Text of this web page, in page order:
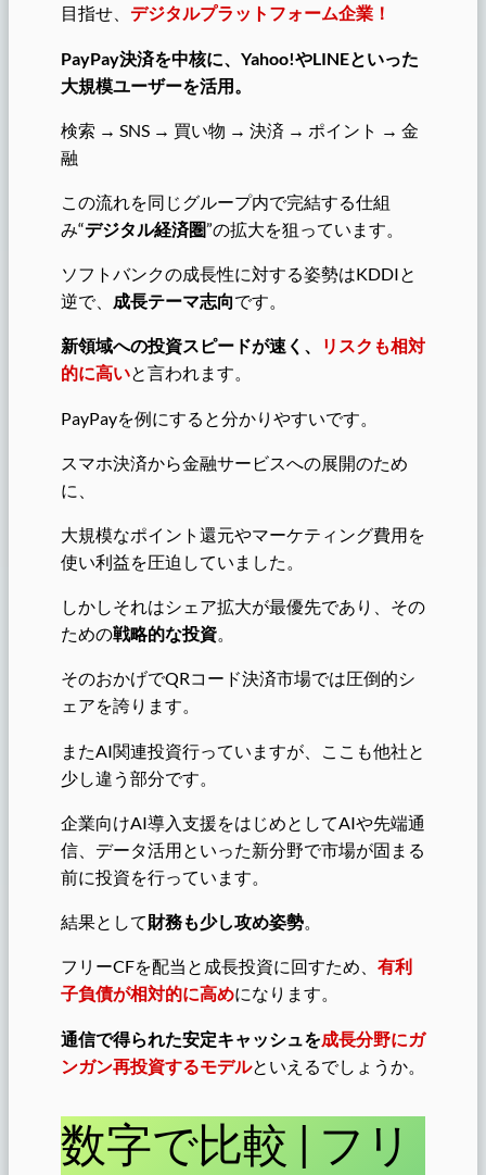
目指せ、 デジタルプラットフォーム企業！
PayPay決済を中核に、Yahoo!やLINEといった
大規模ユーザーを活用。
検索 → SNS → 買い物 → 決済 → ポイント → 金
融
この流れを同じグループ内で完結する仕組
み“デジタル経済圏”の拡大を狙っています。
ソフトバンクの成長性に対する姿勢はKDDIと
逆で、 成長テーマ志向です。
新領域への投資スピードが速く、
リスクも相対
的に高いと言われます。
PayPayを例にすると分かりやすいです。
スマホ決済から金融サービスへの展開のため
に、
大規模なポイント還元やマーケティング費用を
使い利益を圧迫していました。
しかしそれはシェア拡大が最優先であり、その
ための戦略的な投資。
そのおかげでQRコード決済市場では圧倒的シ
ェアを誇ります。
またAI関連投資行っていますが、ここも他社と
少し違う部分です。
企業向けAI導入支援をはじめとしてAIや先端通
信、データ活用といった新分野で市場が固まる
前に投資を行っています。
結果として財務も少し攻め姿勢。
フリーCFを配当と成長投資に回すため、 有利
子負債が相対的に高めになります。
通信で得られた安定キャッシュを成長分野にガ
ンガン再投資するモデルといえるでしょうか。
数字で比較 | フリ